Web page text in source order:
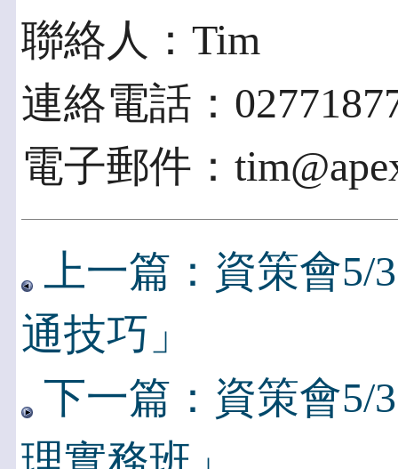
聯絡人：Tim
連絡電話：
電子郵件：
上一篇：資策會
通技巧」
下一篇：資策會5/